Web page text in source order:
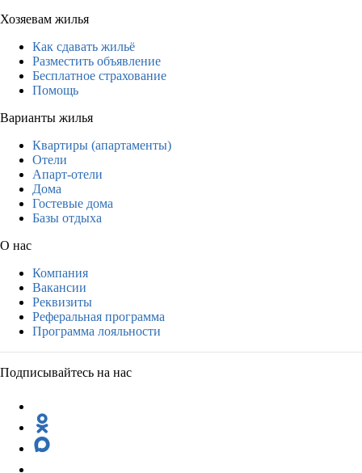
Хозяевам жилья
Как сдавать жильё
Разместить объявление
Бесплатное страхование
Помощь
Варианты жилья
Квартиры (апартаменты)
Отели
Апарт-отели
Дома
Гостевые дома
Базы отдыха
О нас
Компания
Вакансии
Реквизиты
Реферальная программа
Программа лояльности
Подписывайтесь на нас